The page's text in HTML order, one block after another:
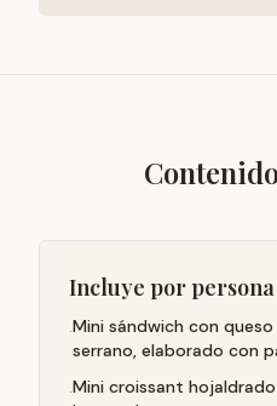
Incluye por persona
·Mini sándwich con
serrano, elaborado con
·Mini croissant